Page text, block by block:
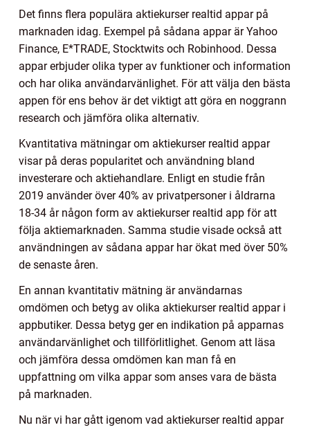
Det finns flera populära aktiekurser realtid appar på
marknaden idag. Exempel på sådana appar är Yahoo
Finance, E*TRADE, Stocktwits och Robinhood. Dessa
appar erbjuder olika typer av funktioner och information
och har olika användarvänlighet. För att välja den bästa
appen för ens behov är det viktigt att göra en noggrann
research och jämföra olika alternativ.
Kvantitativa mätningar om aktiekurser realtid appar
visar på deras popularitet och användning bland
investerare och aktiehandlare. Enligt en studie från
2019 använder över 40% av privatpersoner i åldrarna
18-34 år någon form av aktiekurser realtid app för att
följa aktiemarknaden. Samma studie visade också att
användningen av sådana appar har ökat med över 50%
de senaste åren.
En annan kvantitativ mätning är användarnas
omdömen och betyg av olika aktiekurser realtid appar i
appbutiker. Dessa betyg ger en indikation på apparnas
användarvänlighet och tillförlitlighet. Genom att läsa
och jämföra dessa omdömen kan man få en
uppfattning om vilka appar som anses vara de bästa
på marknaden.
Nu när vi har gått igenom vad aktiekurser realtid appar